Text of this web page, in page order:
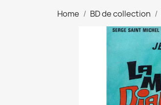
Home BD de collection